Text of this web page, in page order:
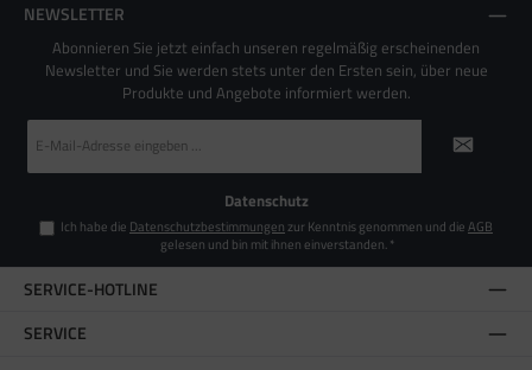
NEWSLETTER
Abonnieren Sie jetzt einfach unseren regelmäßig erscheinenden
Newsletter und Sie werden stets unter den Ersten sein, über neue
Produkte und Angebote informiert werden.
E-
Mail-
*
Datenschutz
Ich habe die Datenschutzbestimmungenzur Kenntnis genommen und dieAGB
gelesen und bin mit ihnen einverstanden.*
SERVICE-HOTLINE
SERVICE